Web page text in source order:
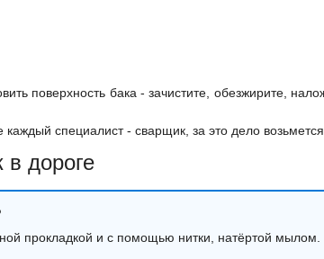
поверхность бака - зачистите, обезжирите,
специалист - сварщик, за это дело возьмется.
в дороге
прокладкой и с помощью нитки, натёртой мылом.